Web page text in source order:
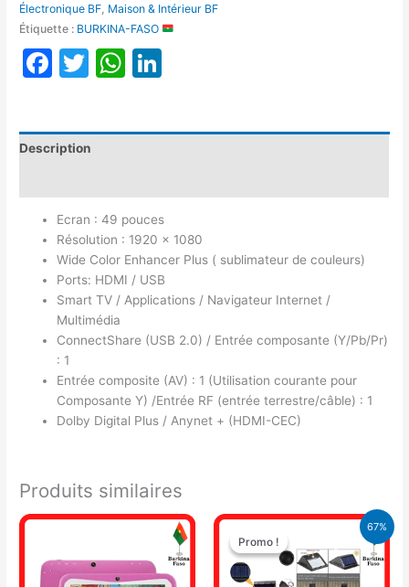
Électronique BF Maison & Intérieur BF
Étiquette : BURKINA-FASO
Facebook
TwitterWhatsApp
Description
Ecran : 49 pouces
Résolution : 1920 x 1080
Wide Color Enhancer Plus ( sublimateur de couleurs)
Ports: HDMI / USB
Smart TV / Applications / Navigateur Internet /
Multimédia
ConnectShare (USB 2.0) / Entrée composante (Y/Pb/Pr)
: 1
Entrée composite (AV) : 1 (Utilisation courante pour
Composante Y) /Entrée RF (entrée terrestre/câble) : 1
Dolby Digital Plus / Anynet + (HDMI-CEC)
Produits similaires
67%
Promo !
Promo !
Le
prix
initial
était :
10.500 CFA.
Le
actuel
est :
3.500 CFA.